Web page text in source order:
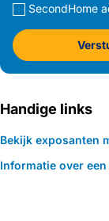
SecondHome
Handige links
Bekijk exposanten
Informatie over